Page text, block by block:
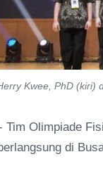
Kwee, PhD (kiri)
Tim Olimpiade
di